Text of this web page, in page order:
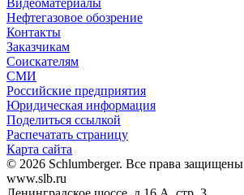
Нефтегазовое обозрение
Контакты
Заказчикам
Соискателям
СМИ
Российские предприятия
Юридическая информация
Поделиться ссылкой
Распечатать страницу
Карта сайта
© 2026 Schlumberger. Все права защищены
www.slb.ru